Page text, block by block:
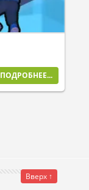
ПОДРОБНЕЕ...
Вверх ↑